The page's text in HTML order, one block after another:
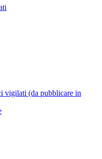
vigilati (da pubblicare in